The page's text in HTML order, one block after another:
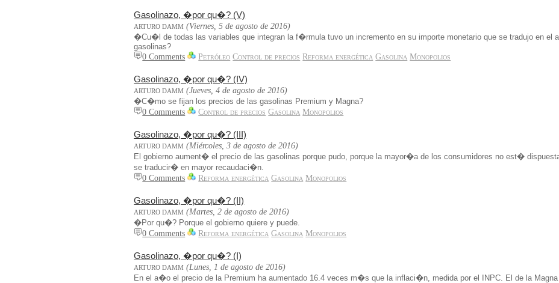
Gasolinazo, �por qu�? (V)
ARTURO DAMM (Viernes, 5 de agosto de 2016)
�Cu�l de todas las variables que integran la f�rmula tuvo un incremento en su importe monetario que se tradujo en el
gasolinas?
0 Comments
Petróleo Control de precios Reforma energética Gasolina Monopolios
Gasolinazo, �por qu�? (IV)
ARTURO DAMM (Jueves, 4 de agosto de 2016)
�C�mo se fijan los precios de las gasolinas Premium y Magna?
0 Comments
Control de precios Gasolina Monopolios
Gasolinazo, �por qu�? (III)
ARTURO DAMM (Miércoles, 3 de agosto de 2016)
El gobierno aument� el precio de las gasolinas porque pudo, porque la mayor�a de los consumidores no est�
se traducir� en mayor recaudaci�n.
0 Comments
Reforma energética Gasolina Monopolios
Gasolinazo, �por qu�? (II)
ARTURO DAMM (Martes, 2 de agosto de 2016)
�Por qu�? Porque el gobierno quiere y puede.
0 Comments
Reforma energética Gasolina Monopolios
Gasolinazo, �por qu�? (I)
ARTURO DAMM (Lunes, 1 de agosto de 2016)
En el a�o el precio de la Premium ha aumentado 16.4 veces m�s que la inflaci�n, medida por el INPC. El de la